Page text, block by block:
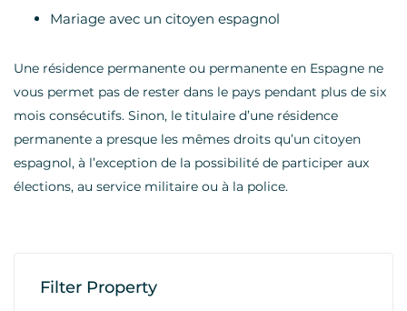
Mariage avec un citoyen espagnol
Une résidence permanente ou permanente en Espagne ne
vous permet pas de rester dans le pays pendant plus de six
mois consécutifs. Sinon, le titulaire d’une résidence
permanente a presque les mêmes droits qu’un citoyen
espagnol, à l’exception de la possibilité de participer aux
élections, au service militaire ou à la police.
Filter Property